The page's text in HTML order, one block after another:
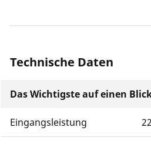
Technische Daten
Das Wichtigste auf einen
Eingangsleistung